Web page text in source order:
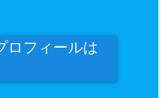
ロフィールは